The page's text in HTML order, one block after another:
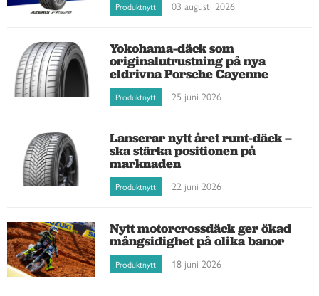
Produktnytt 03 augusti 2026
Yokohama-däck som
originalutrustning på nya
eldrivna Porsche Cayenne
Produktnytt 25 juni 2026
Lanserar nytt året runt-däck –
ska stärka positionen på
marknaden
Produktnytt 22 juni 2026
Nytt motorcrossdäck ger ökad
mångsidighet på olika banor
Produktnytt 18 juni 2026